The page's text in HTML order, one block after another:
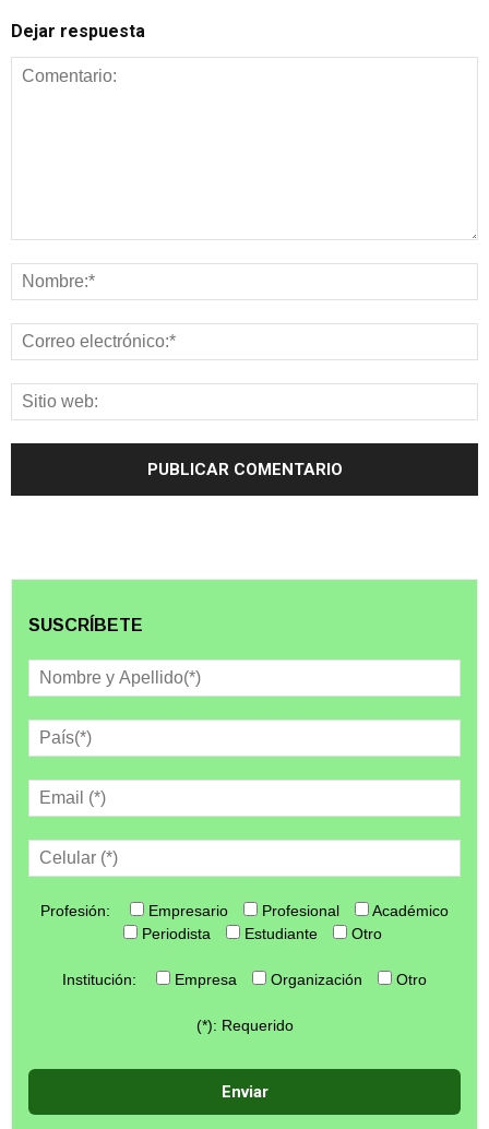
Dejar respuesta
SUSCRÍBETE
Profesión: Empresario Profesional
Académico
Periodista
Estudiante Otro
Institución: Empresa Organización Otro
(*): Requerido